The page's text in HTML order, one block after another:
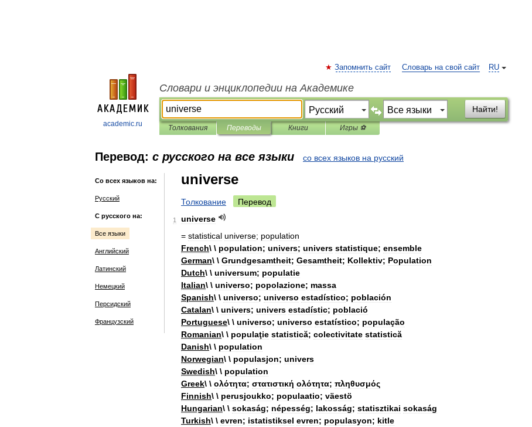
academic.ru
RU
Запомнить сайт Словарь на свой сайт
Словари и энциклопедии на Академике
Найти!
Толкования Переводы Книги Игры ⚽
Перевод: с русского на все языки со всех языков на русский
Со всех языков на:
Русский
С русского на:
Все языки
Английский
Латинский
Немецкий
Персидский
Французский
universe
Толкование Перевод
1
universe
= statistical universe; population
French\ \ population; univers; univers statistique; ensemble
German\ \ Grundgesamtheit; Gesamtheit; Kollektiv; Population
Dutch\ \ universum; populatie
Italian\ \ universo; popolazione; massa
Spanish\ \ universo; universo estadístico; población
Catalan\ \ univers; univers estadístic; població
Portuguese\ \ universo; universo estatístico; população
Romanian\ \ populaţie statistică; colectivitate statistică
Danish\ \ population
Norwegian\ \ populasjon; univers
Swedish\ \ population
Greek\ \ ολότητα; στατιστική ολότητα; πληθυσμός
Finnish\ \ perusjoukko; populaatio; väestö
Hungarian\ \ sokaság; népesség; lakosság; statisztikai sokaság
Turkish\ \ evren; istatistiksel evren; populasyon; kitle